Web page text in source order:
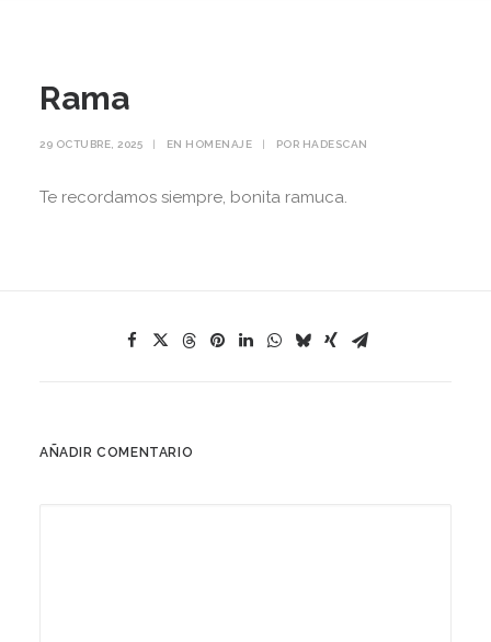
Rama
29 OCTUBRE, 2025 | EN HOMENAJE | POR HADESCAN
Te recordamos siempre, bonita ramuca.
AÑADIR COMENTARIO